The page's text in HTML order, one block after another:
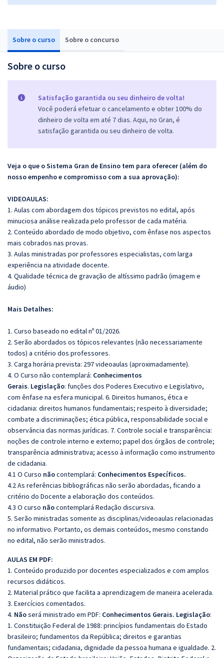
Sobre o curso Sobre o concurso
Sobre o curso
Satisfação garantida ou seu dinheiro de volta!
Você poderá efetuar o cancelamento e obter 100% do
dinheiro de volta em até 7 dias. Aqui, no Gran, é
satisfação garantida ou seu dinheiro de volta.
Veja o que o Sistema Gran de Ensino tem para oferecer (além do
nosso empenho e compromisso com a sua aprovação):
VIDEOAULAS:
1. Aulas com abordagem dos tópicos previstos no edital, após
minuciosa análise realizada pelo professor de cada matéria.
2. Conteúdo abordado de modo objetivo, com ênfase nos aspectos
mais cobrados nas provas.
3. Aulas ministradas por professores especialistas, com larga
experiência na atividade docente.
4. Qualidade técnica de gravação de altíssimo padrão (imagem e
áudio)
Mais Detalhes:
1. Curso baseado no edital nº 01/2026.
2. Serão abordados os tópicos relevantes (não necessariamente
todos) a critério dos professores.
3. Carga horária prevista: 297 videoaulas (aproximadamente).
4. O Curso não contemplará: Conhecimentos
Gerais. Legislação: funções dos Poderes Executivo e Legislativo,
com ênfase na esfera municipal. 6. Direitos humanos, ética e
cidadania: direitos humanos fundamentais; respeito à diversidade;
combate a discriminações; ética pública, responsabilidade social e
observância das normas jurídicas. 7. Controle social e transparência:
noções de controle interno e externo; papel dos órgãos de controle;
transparência administrativa; acesso à informação como instrumento
de cidadania.
4.1 O Curso nãocontemplará: Conhecimentos Específicos.
4.2 As referências bibliográficas não serão abordadas, ficando a
critério do Docente a elaboração dos conteúdos.
4.3 O curso nãocontemplará Redação discursiva.
5. Serão ministradas somente as disciplinas/videoaulas relacionadas
no informativo. Portanto, os demais conteúdos, mesmo constando
no edital, não serão ministrados.
AULAS EM PDF:
1. Conteúdo produzido por docentes especializados e com amplos
recursos didáticos.
2. Material prático que facilita a aprendizagem de maneira acelerada.
3. Exercícios comentados.
4. Nãoserá ministrado em PDF: Conhecimentos Gerais. Legislação:
1. Constituição Federal de 1988: princípios fundamentais do Estado
brasileiro; fundamentos da República; direitos e garantias
fundamentais; cidadania, dignidade da pessoa humana e igualdade. 2.